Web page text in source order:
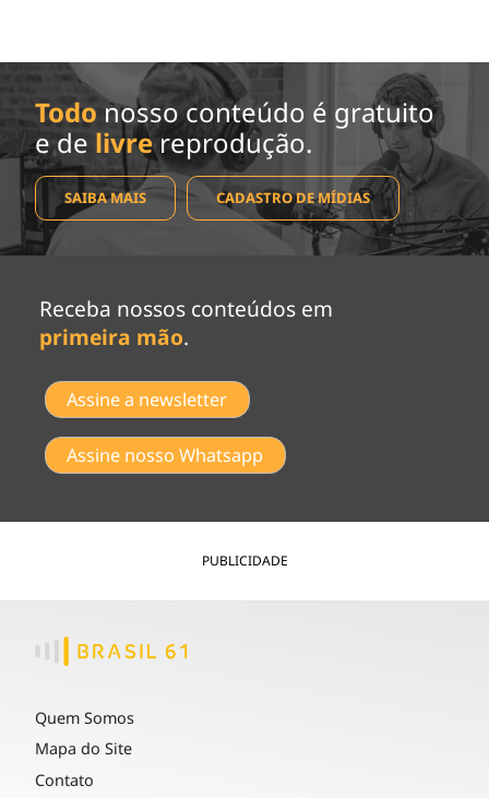
Todo nosso conteúdo é gratuito
e de livrereprodução.
SAIBA MAIS CADASTRO DE MÍDIAS
Receba nossos conteúdos em
primeira mão.
Assine a newsletter
Assine nosso Whatsapp
PUBLICIDADE
Quem Somos
Mapa do Site
Contato